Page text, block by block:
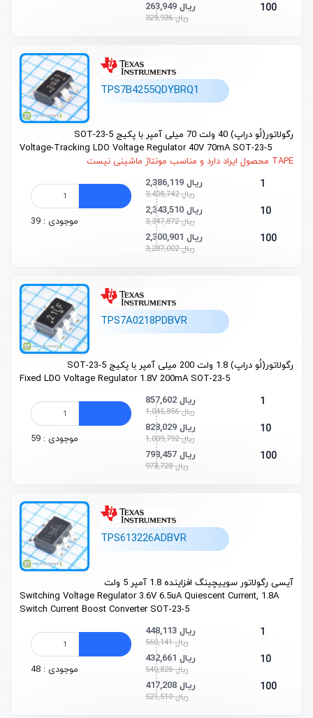
100 263,949 ریال
329,936 ریال
TPS7B4255QDYBRQ1
رگولاتور(لُو دراپ) 40 ولت 70 میلی آمپر با پکیج SOT-23-5
Voltage-Tracking LDO Voltage Regulator 40V 70mA SOT-23-5
TAPE محصول ایراد دارد و مناسب مونتاژ ماشینی نیست
1 2,386,119 ریال
3,408,742 ریال
10 2,343,510 ریال
3,347,872 ریال
100 2,300,901 ریال
3,287,002 ریال
موجودی : 39
TPS7A0218PDBVR
رگولاتور(لُو دراپ) 1.8 ولت 200 میلی آمپر با پکیج SOT-23-5
Fixed LDO Voltage Regulator 1.8V 200mA SOT-23-5
1 857,602 ریال
1,045,856 ریال
10 828,029 ریال
1,009,792 ریال
100 798,457 ریال
973,728 ریال
موجودی : 59
TPS613226ADBVR
آیسی رگولاتور سوییچینگ افزاینده 1.8 آمپر 5 ولت
Switching Voltage Regulator 3.6V 6.5uA Quiescent Current, 1.8A
Switch Current Boost Converter SOT-23-5
1 448,113 ریال
560,141 ریال
10 432,661 ریال
540,826 ریال
100 417,208 ریال
521,510 ریال
موجودی : 48